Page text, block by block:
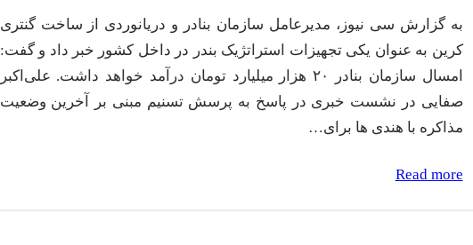
به گزارش سی نیوز، مدیرعامل سازمان بنادر و دریانوردی از ساخت گنتری
کرین به عنوان یکی تجهیزات استراتژیک بندر در داخل کشور خبر داد و گفت:
امسال سازمان بنادر ۲۰ هزار میلیارد تومان درآمد خواهد داشت. علی‌اکبر
صفایی در نشست خبری در پاسخ به پرسش تسنیم مبنی بر آخرین وضعیت
مذاکره با هندی ها برای…
Read more